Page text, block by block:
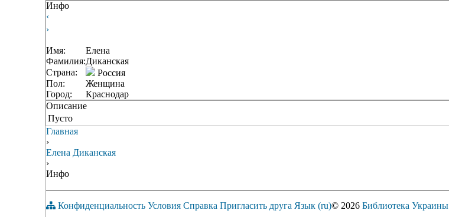
Инфо
‹
›
Имя:
Елена
Фамилия:Диканская
Страна:
Россия
Пол:
Женщина
Город:
Краснодар
Описание
Пусто
Главная
›
Елена Диканская
›
Инфо
Конфиденциальность Условия Справка Пригласить друга Язык (ru)© 2026 Библиотека Украины